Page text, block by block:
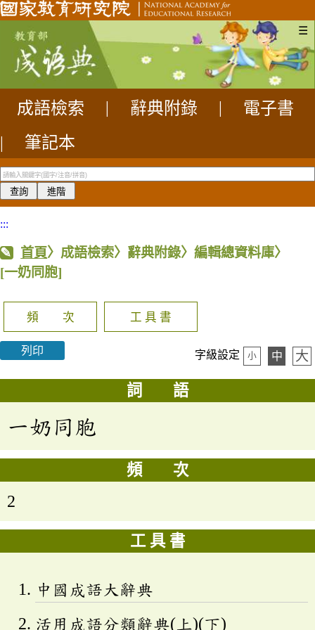
☰
成語檢索 辭典附錄
電子書
|
筆記本
:::
首頁〉成語檢索〉辭典附錄〉編輯總資料庫〉
[一奶同胞]
頻 次 工 具 書
列印 字級設定 小 中 大
詞 語
一奶同胞
頻 次
2
工 具 書
中國成語大辭典
活用成語分類辭典(上)(下)